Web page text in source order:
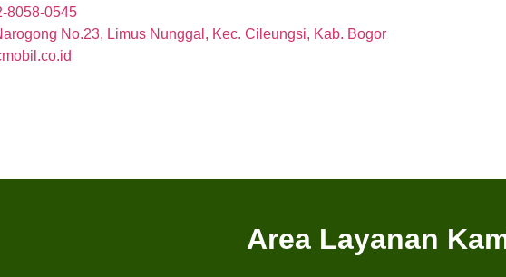
8058-0545
No.23, Limus Nunggal, Kec. Cileungsi, Kab. Bogor
Area Layanan